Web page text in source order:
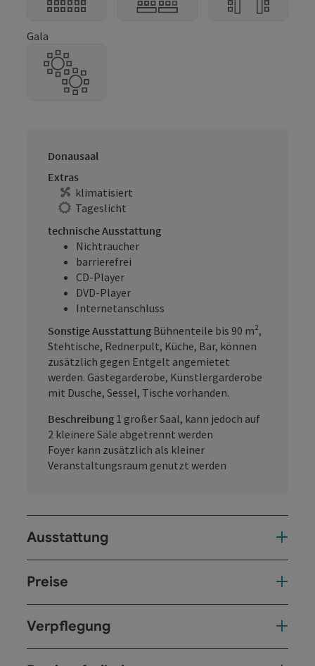
Gala
Donausaal
Extras
klimatisiert
Tageslicht
technische Ausstattung
Nichtraucher
barrierefrei
CD-Player
DVD-Player
Internetanschluss
Sonstige Ausstattung Bühnenteile bis 90 m²,
Stehtische, Rednerpult, Küche, Bar, können
zusätzlich gegen Entgelt angemietet
werden. Gästegarderobe, Künstlergarderobe
mit Dusche, Sessel, Tische vorhanden.
Beschreibung 1 großer Saal, kann jedoch auf
2 kleinere Säle abgetrennt werden
Foyer kann zusätzlich als kleiner
Veranstaltungsraum genutzt werden
Ausstattung
Preise
Verpflegung